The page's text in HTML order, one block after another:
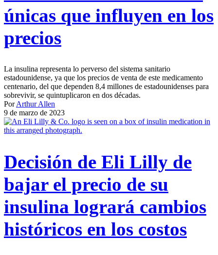
únicas que influyen en los
precios
La insulina representa lo perverso del sistema sanitario
estadounidense, ya que los precios de venta de este medicamento
centenario, del que dependen 8,4 millones de estadounidenses para
sobrevivir, se quintuplicaron en dos décadas.
PorArthur Allen
9 de marzo de 2023
Decisión de Eli Lilly de
bajar el precio de su
insulina logrará cambios
históricos en los costos